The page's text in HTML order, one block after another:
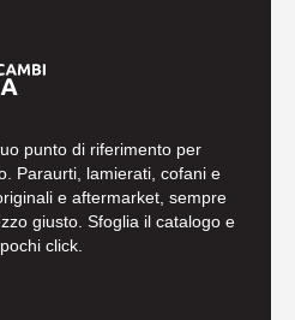
punto di riferimento per
Paraurti, lamierati, cofani e
e aftermarket, sempre
giusto. Sfoglia il catalogo e
click.